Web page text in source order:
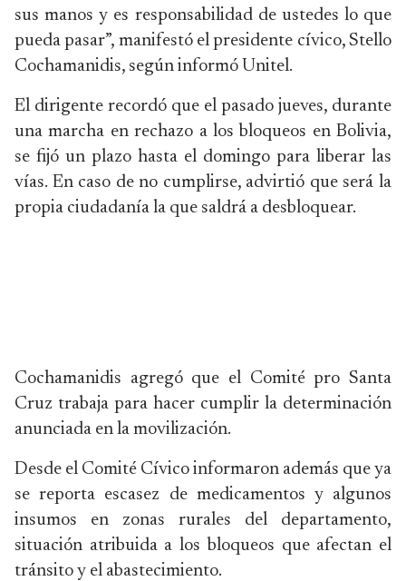
sus manos y es responsabilidad de ustedes lo que
pueda pasar”, manifestó el presidente cívico, Stello
Cochamanidis, según informó Unitel.
El dirigente recordó que el pasado jueves, durante
una marcha en rechazo a los bloqueos en Bolivia,
se fijó un plazo hasta el domingo para liberar las
vías. En caso de no cumplirse, advirtió que será la
propia ciudadanía la que saldrá a desbloquear.
Cochamanidis agregó que el Comité pro Santa
Cruz trabaja para hacer cumplir la determinación
anunciada en la movilización.
Desde el Comité Cívico informaron además que ya
se reporta escasez de medicamentos y algunos
insumos en zonas rurales del departamento,
situación atribuida a los bloqueos que afectan el
tránsito y el abastecimiento.